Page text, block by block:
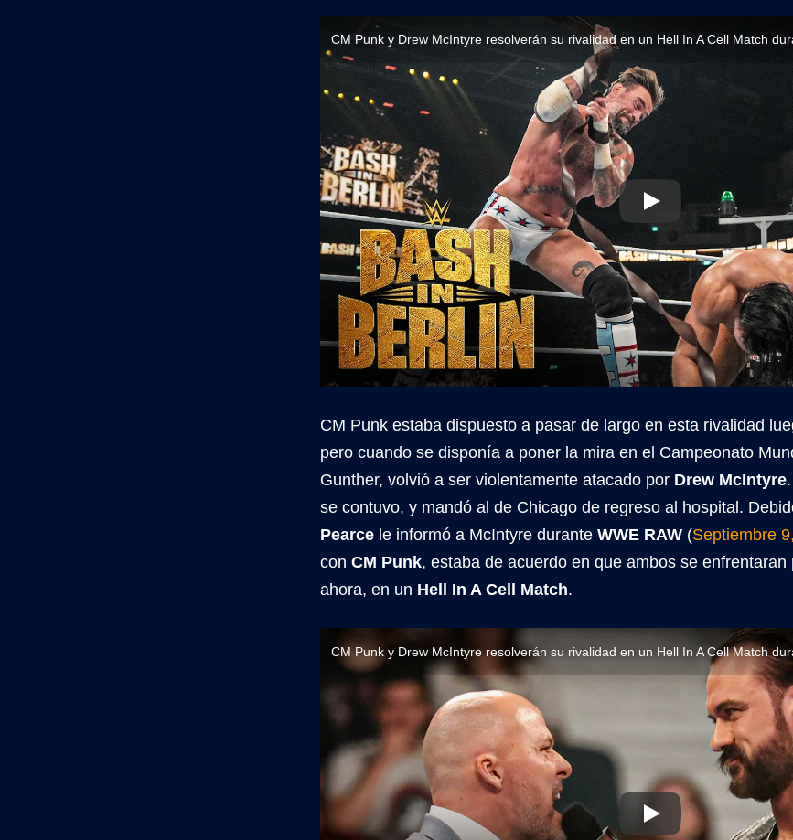
CM Punk y Drew McIntyre resolverán su rivalidad en un Hell In A Cell Match
CM Punk estaba dispuesto a pasar de largo en esta rivalidad
pero cuando se disponía a poner la mira en el Campeonato
Gunther, volvió a ser violentamente atacado por Drew McIntyre
se contuvo, y mandó al de Chicago de regreso al hospital.
Pearce le informó a McIntyre durante WWE RAW (Septiembre
con CM Punk, estaba de acuerdo en que ambos se
ahora, en un Hell In A Cell Match.
CM Punk y Drew McIntyre resolverán su rivalidad en un Hell In A Cell Match